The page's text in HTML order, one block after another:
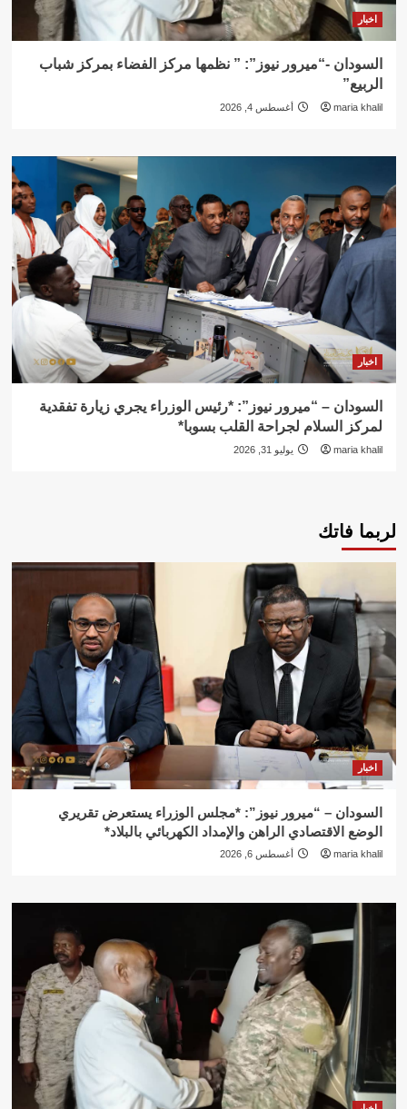
اخبار
السودان -“ميرور نيوز”: ” نظمها مركز الفضاء بمركز شباب
الربيع”
maria khalil أغسطس 4, 2026
اخبار
السودان – “ميرور نيوز”: *رئيس الوزراء يجري زيارة تفقدية
لمركز السلام لجراحة القلب بسوبا*
maria khalil يوليو 31, 2026
لربما فاتك
اخبار
السودان – “ميرور نيوز”: *مجلس الوزراء يستعرض تقريري
الوضع الاقتصادي الراهن والإمداد الكهربائي بالبلاد*
maria khalil أغسطس 6, 2026